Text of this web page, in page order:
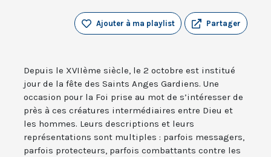
Partager
Ajouter à ma playlist
Depuis le XVIIème siècle, le 2 octobre est institué
jour de la fête des Saints Anges Gardiens. Une
occasion pour la Foi prise au mot de s’intéresser de
près à ces créatures intermédiaires entre Dieu et
les hommes. Leurs descriptions et leurs
représentations sont multiples : parfois messagers,
parfois protecteurs, parfois combattants contre les